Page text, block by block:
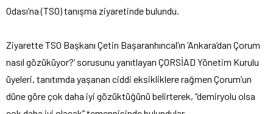
Odası’na (TSO) tanışma ziyaretinde bulundu.
Ziyarette TSO Başkanı Çetin Başaranhıncal’ın ‘Ankara’dan Çorum
nasıl gözüküyor?’ sorusunu yanıtlayan ÇORSİAD Yönetim Kurulu
üyeleri, tanıtımda yaşanan ciddi eksikliklere rağmen Çorum’un
düne göre çok daha iyi gözüktüğünü belirterek, “demiryolu olsa